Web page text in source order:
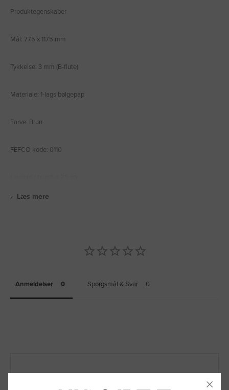
Produktegenskaber
Mål: 775 x 1175 mm
Tykkelse: 3 mm (B-flute)
Materiale: 1-lags bølgepap
Farve: Brun
FEFCO kode: 0110
Læs mere
Anmeldelser Spørgsmål & Svar